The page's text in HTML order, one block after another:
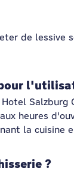
de lessive
heures
la cuisine
?